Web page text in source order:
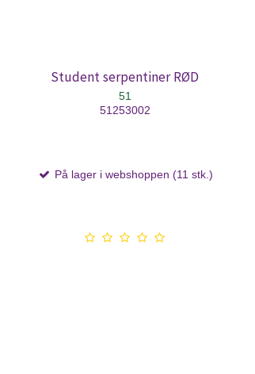
Student serpentiner RØD
51
51253002
På lager i webshoppen (11 stk.)